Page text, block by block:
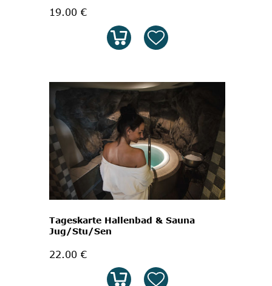
19.00 €
Tageskarte Hallenbad & Sauna
Jug/Stu/Sen
22.00 €